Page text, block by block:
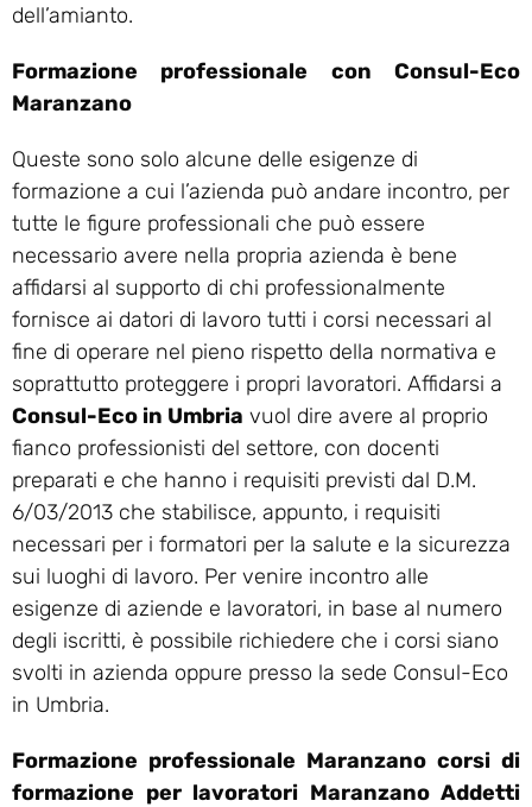
dell’amianto.
Formazione professionale con Consul-Eco
Maranzano
Queste sono solo alcune delle esigenze di
formazione a cui l’azienda può andare incontro, per
tutte le figure professionali che può essere
necessario avere nella propria azienda è bene
affidarsi al supporto di chi professionalmente
fornisce ai datori di lavoro tutti i corsi necessari al
fine di operare nel pieno rispetto della normativa e
soprattutto proteggere i propri lavoratori. Affidarsi a
Consul-Eco in Umbria vuol dire avere al proprio
fianco professionisti del settore, con docenti
preparati e che hanno i requisiti previsti dal D.M.
6/03/2013 che stabilisce, appunto, i requisiti
necessari per i formatori per la salute e la sicurezza
sui luoghi di lavoro. Per venire incontro alle
esigenze di aziende e lavoratori, in base al numero
degli iscritti, è possibile richiedere che i corsi siano
svolti in azienda oppure presso la sede Consul-Eco
in Umbria.
Formazione professionale Maranzano corsi di
formazione per lavoratori Maranzano Addetti